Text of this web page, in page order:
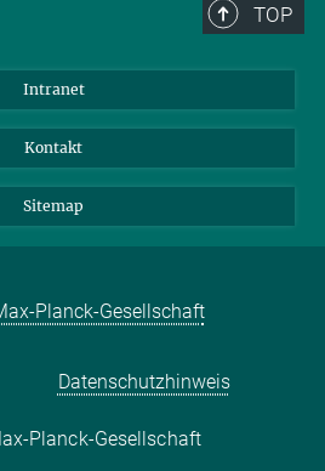
TOP
Intranet
Kontakt
Sitemap
Planck-Gesellschaft
Datenschutzhinweis
Planck-Gesellschaft